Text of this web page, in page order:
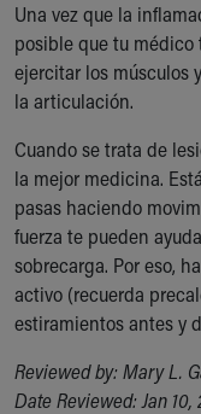
Una vez que la
posible que tu médico
ejercitar los músculos
la articulación.
Cuando se trata de
la mejor medicina.
pasas haciendo
fuerza te pueden
sobrecarga. Por eso,
activo (recuerda
estiramientos antes y
Reviewed by: Mary L.
Date Reviewed: Jan 10,